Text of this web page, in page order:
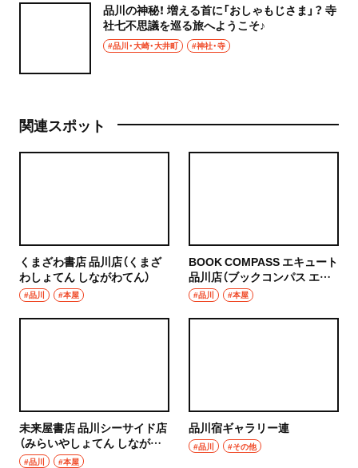
品川の神秘！ 増える首に「おしゃもじさま」？ 寺
社七不思議を巡る旅へようこそ♪
#品川・大崎・大井町 #神社・寺
関連スポット
くまざわ書店 品川店（くまざ
わしょてん しながわてん）
#品川 #本屋
BOOK COMPASS エキュート
品川店（ブックコンパス エキ
ュートしながわてん）
#品川 #本屋
未来屋書店 品川シーサイド店
（みらいやしょてん しながわ
シーサイドてん）
#品川 #本屋
品川宿ギャラリー連
#品川 #その他